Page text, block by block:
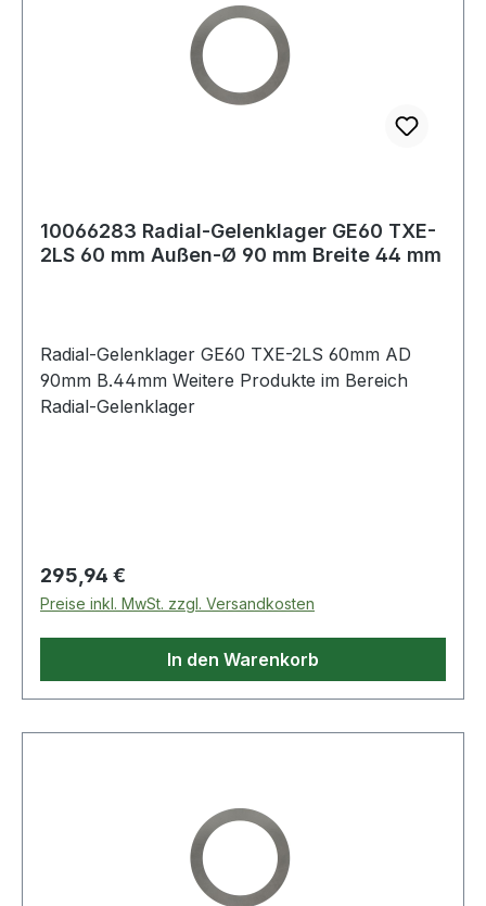
10066283 Radial-Gelenklager GE60 TXE-
2LS 60 mm Außen-Ø 90 mm Breite 44 mm
Radial-Gelenklager GE60 TXE-2LS 60mm AD
90mm B.44mm Weitere Produkte im Bereich
Radial-Gelenklager
Regulärer Preis:
295,94 €
Preise inkl. MwSt. zzgl. Versandkosten
In den Warenkorb